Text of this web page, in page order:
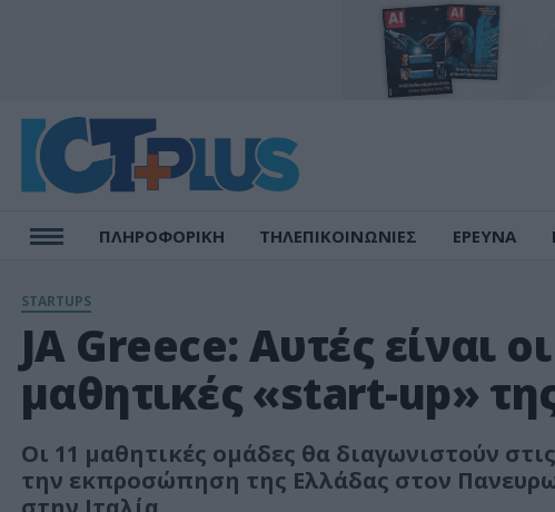
ΠΛΗΡΟΦΟΡΙΚΗ ΤΗΛΕΠΙΚΟΙΝΩΝΙΕΣ ΕΡΕΥΝΑ
STARTUPS
JA Greece: Αυτές είναι
μαθητικές «start-up»
Οι 11 μαθητικές ομάδες θα διαγωνιστούν
την εκπροσώπηση της Ελλάδας στον